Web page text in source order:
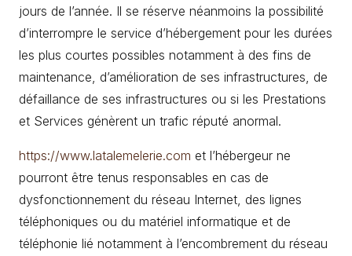
jours de l’année. Il se réserve néanmoins la possibilité
d’interrompre le service d’hébergement pour les durées
les plus courtes possibles notamment à des fins de
maintenance, d’amélioration de ses infrastructures, de
défaillance de ses infrastructures ou si les Prestations
et Services génèrent un trafic réputé anormal.
https://www.latalemelerie.com et l’hébergeur ne
pourront être tenus responsables en cas de
dysfonctionnement du réseau Internet, des lignes
téléphoniques ou du matériel informatique et de
téléphonie lié notamment à l’encombrement du réseau